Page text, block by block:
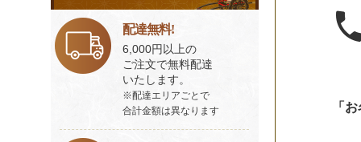
「
ビ
ス
一
覧
配達無料!
6,000円以上の
ご注文で無料配達
いたします。
※配達エリアごとで
合計金額は異なります